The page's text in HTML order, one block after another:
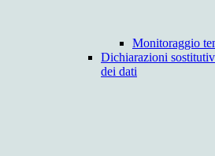
Monitoraggio
Dichiarazioni
dei dati